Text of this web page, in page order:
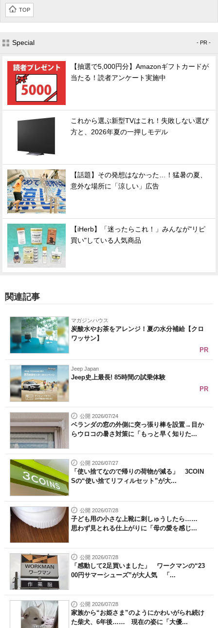
TOP
Special - PR -
【抽選で5,000円分】Amazonギフトカードが
当たる！読者アンケート実施中
これから選ぶ新型TVはこれ！失敗しない選び
方と、2026年夏の一押しモデル
【話題】その発想はなかった…！猛暑の夏、
意外な場所に「涼しい」広告
【iHerb】「迷ったらこれ！」みんなが"リピ
買い"している人気商品
関連記事
マガジンハウス
炭酸水やお茶をアレンジ！夏の水分補給【クロ
ワッサン】
PR
Jeep Japan
Jeep史上最長! 85時間の試乗体験
PR
公開 2026/07/24
ベランダの窓の外側に突っ張り棒を設置→目か
らウロコの暑さ対策に「もっと早く知りた...
公開 2026/07/27
「使い捨てなので帰りの荷物が減る」 3COIN
Sの“使い捨てリフィルセット”が大...
公開 2026/07/28
子ども用の小さな上靴に刺しゅうしたら……
思わず見とれる仕上がりに「母の愛を感じ...
公開 2026/07/28
「感動して2足買いました」 ワークマンの“23
00円サマーシューズ”が大人気 「...
公開 2026/07/28
家族から“お姫さま”のようにかわいがられ続け
た柴犬、6年後…… 現在の姿に「大優...